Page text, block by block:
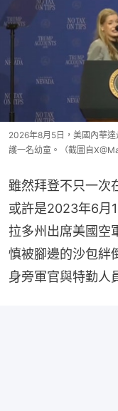
2026年8月5日，美國內華
護一名幼童。（截圖自
雖然拜登不只一次
或許是2023年6月
拉多州出席美國空
慎被腳邊的沙包絆
身旁軍官與特勤人